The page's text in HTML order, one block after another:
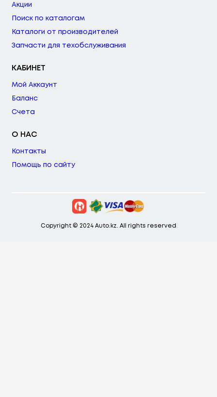
Акции
Поиск по каталогам
Каталоги от производителей
Запчасти для техобслуживания
КАБИНЕТ
Мой Аккаунт
Баланс
Счета
О НАС
Контакты
Помощь по сайту
Copyright © 2024 Auto.kz. All rights reserved